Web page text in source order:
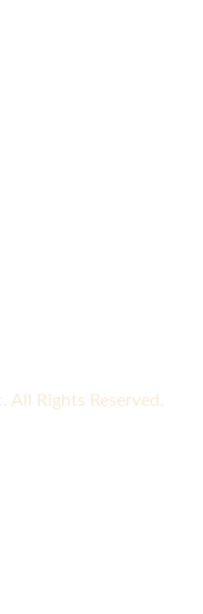
Rights Reserved.